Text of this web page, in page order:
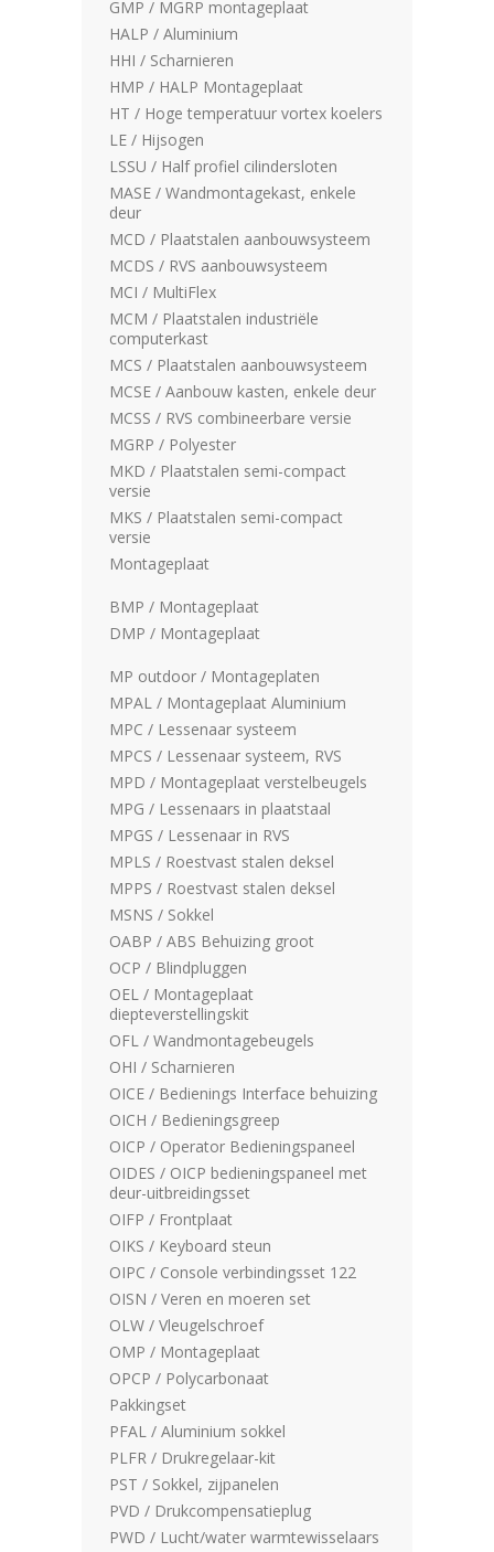
GMP / MGRP montageplaat
HALP / Aluminium
HHI / Scharnieren
HMP / HALP Montageplaat
HT / Hoge temperatuur vortex koelers
LE / Hijsogen
LSSU / Half profiel cilindersloten
MASE / Wandmontagekast, enkele
deur
MCD / Plaatstalen aanbouwsysteem
MCDS / RVS aanbouwsysteem
MCI / MultiFlex
MCM / Plaatstalen industriële
computerkast
MCS / Plaatstalen aanbouwsysteem
MCSE / Aanbouw kasten, enkele deur
MCSS / RVS combineerbare versie
MGRP / Polyester
MKD / Plaatstalen semi-compact
versie
MKS / Plaatstalen semi-compact
versie
Montageplaat
BMP / Montageplaat
DMP / Montageplaat
MP outdoor / Montageplaten
MPAL / Montageplaat Aluminium
MPC / Lessenaar systeem
MPCS / Lessenaar systeem, RVS
MPD / Montageplaat verstelbeugels
MPG / Lessenaars in plaatstaal
MPGS / Lessenaar in RVS
MPLS / Roestvast stalen deksel
MPPS / Roestvast stalen deksel
MSNS / Sokkel
OABP / ABS Behuizing groot
OCP / Blindpluggen
OEL / Montageplaat
diepteverstellingskit
OFL / Wandmontagebeugels
OHI / Scharnieren
OICE / Bedienings Interface behuizing
OICH / Bedieningsgreep
OICP / Operator Bedieningspaneel
OIDES / OICP bedieningspaneel met
deur-uitbreidingsset
OIFP / Frontplaat
OIKS / Keyboard steun
OIPC / Console verbindingsset 122
OISN / Veren en moeren set
OLW / Vleugelschroef
OMP / Montageplaat
OPCP / Polycarbonaat
Pakkingset
PFAL / Aluminium sokkel
PLFR / Drukregelaar-kit
PST / Sokkel, zijpanelen
PVD / Drukcompensatieplug
PWD / Lucht/water warmtewisselaars